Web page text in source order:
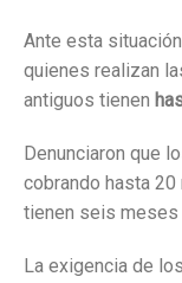
Ante esta
quienes realizan
antiguos tienen
Denunciaron que
cobrando hasta
tienen seis meses
La exigencia de